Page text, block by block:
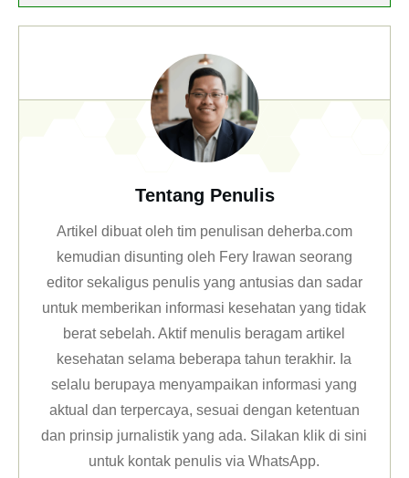
Tentang Penulis
Artikel dibuat oleh tim penulisan deherba.com
kemudian disunting oleh Fery Irawan seorang
editor sekaligus penulis yang antusias dan sadar
untuk memberikan informasi kesehatan yang tidak
berat sebelah. Aktif menulis beragam artikel
kesehatan selama beberapa tahun terakhir. Ia
selalu berupaya menyampaikan informasi yang
aktual dan terpercaya, sesuai dengan ketentuan
dan prinsip jurnalistik yang ada. Silakan klikdi sini
untuk kontak penulis via WhatsApp.